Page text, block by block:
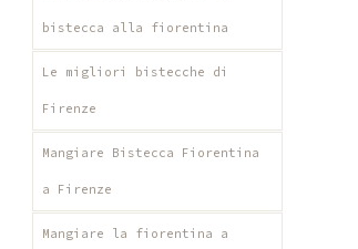
bistecca alla fiorentina
Le migliori bistecche di
Firenze
Mangiare Bistecca Fiorentina
a Firenze
Mangiare la fiorentina a